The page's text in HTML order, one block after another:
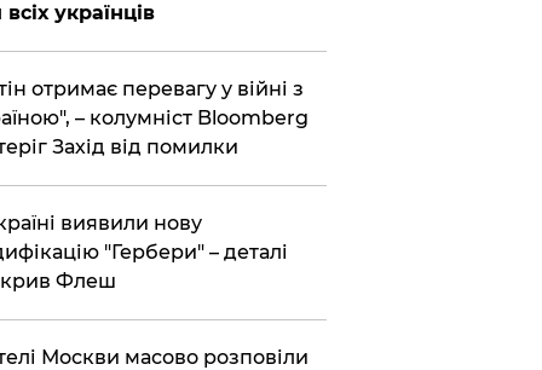
українців
отримає перевагу у війні з
– колумніст Bloomberg
Захід від помилки
виявили нову
"Гербери" – деталі
Флеш
Москви масово розповіли